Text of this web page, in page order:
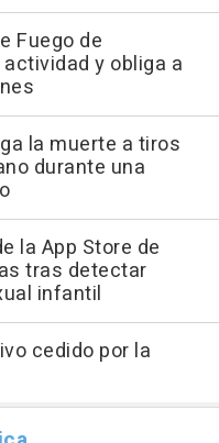
Fuego de
y obliga a
la muerte a tiros
durante una
la App Store de
tras detectar
infantil
cedido por la